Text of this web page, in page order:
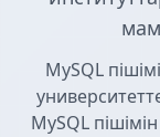
MySQL
MySQL